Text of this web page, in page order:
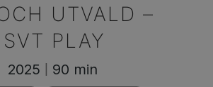
UTVALD –
SVT PLAY
2025 90 min